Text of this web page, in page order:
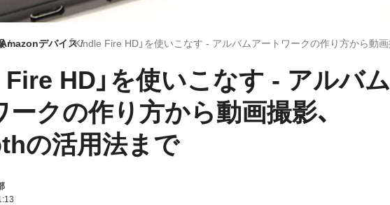
Amazonデバイス
Fire HD」を使いこなす - アルバム
ークの作り方から動画撮影、
の活用法まで